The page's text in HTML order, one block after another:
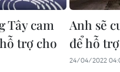
Tây cam
trợ cho
Anh sẽ
để hỗ
24/04/2022